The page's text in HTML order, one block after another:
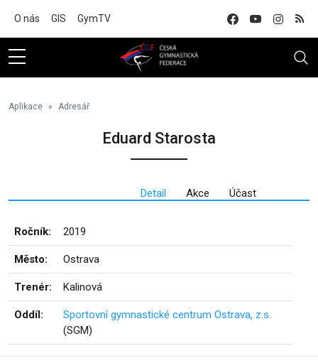
O nás GIS GymTV
Aplikace Adresář
Eduard Starosta
Detail Akce Účast
Ročník: 2019
Město: Ostrava
Trenér: Kalinová
Oddíl:
Sportovní gymnastické centrum Ostrava, z.s.
(SGM)